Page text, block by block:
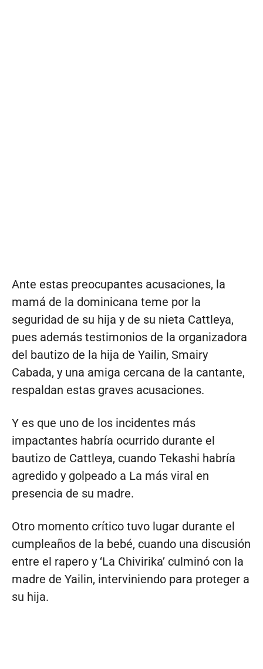
Ante estas preocupantes acusaciones, la
mamá de la dominicana teme por la
seguridad de su hija y de su nieta Cattleya,
pues además testimonios de la organizadora
del bautizo de la hija de Yailin, Smairy
Cabada, y una amiga cercana de la cantante,
respaldan estas graves acusaciones.
Y es que uno de los incidentes más
impactantes habría ocurrido durante el
bautizo de Cattleya, cuando Tekashi habría
agredido y golpeado a La más viral en
presencia de su madre.
Otro momento crítico tuvo lugar durante el
cumpleaños de la bebé, cuando una discusión
entre el rapero y ‘La Chivirika’ culminó con la
madre de Yailin, interviniendo para proteger a
su hija.